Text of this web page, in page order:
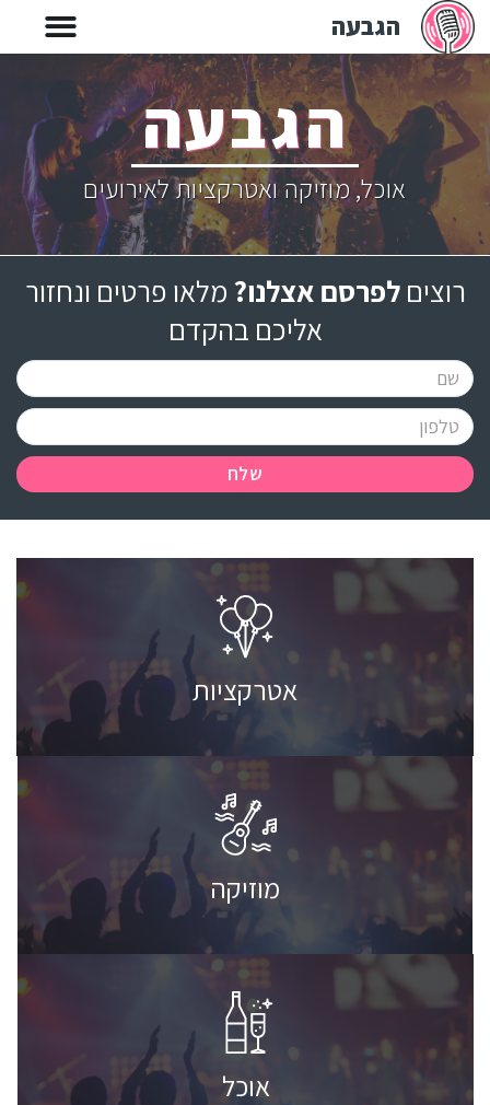
הגבעה
הגבעה
אוכל, מוזיקה ואטרקציות לאירועים
רוציםלפרסם אצלנו?מלאו פרטים ונחזור
אליכם בהקדם
שלח
אטרקציות
למאמרים »
מוזיקה
למאמרים »
אוכל
למאמרים »